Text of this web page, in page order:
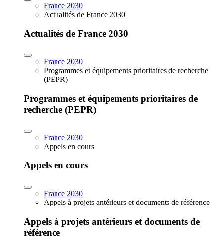
France 2030
Actualités de France 2030
Actualités de France 2030
France 2030
Programmes et équipements prioritaires de recherche
(PEPR)
Programmes et équipements prioritaires de
recherche (PEPR)
France 2030
Appels en cours
Appels en cours
France 2030
Appels à projets antérieurs et documents de référence
Appels à projets antérieurs et documents de
référence